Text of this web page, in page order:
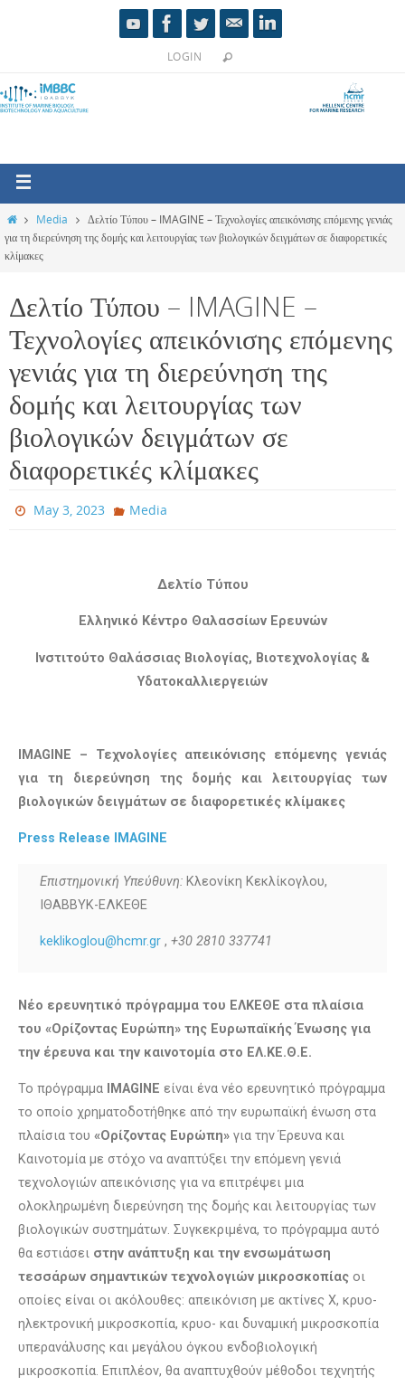
LOGIN
Media
Δελτίο Τύπου – IMAGINE – Τεχνολογίες απεικόνισης επόμενης γενιάς
για τη διερεύνηση της δομής και λειτουργίας των βιολογικών δειγμάτων σε διαφορετικές
κλίμακες
Δελτίο Τύπου – IMAGINE –
Τεχνολογίες απεικόνισης επόμενης
γενιάς για τη διερεύνηση της
δομής και λειτουργίας των
βιολογικών δειγμάτων σε
διαφορετικές κλίμακες
May 3, 2023 Media
Δελτίο Τύπου
Ελληνικό Κέντρο Θαλασσίων Ερευνών
Ινστιτούτο Θαλάσσιας Βιολογίας, Βιοτεχνολογίας &
Υδατοκαλλιεργειών
IMAGINE – Τεχνολογίες απεικόνισης επόμενης γενιάς
για τη διερεύνηση της δομής και λειτουργίας των
βιολογικών δειγμάτων σε διαφορετικές κλίμακες
Press Release IMAGINE
Επιστημονική Υπεύθυνη: Κλεονίκη Κεκλίκογλου,
ΙΘΑΒΒΥΚ-ΕΛΚΕΘΕ
keklikoglou@hcmr.gr , +30 2810 337741
Νέο ερευνητικό πρόγραμμα του ΕΛΚΕΘΕ στα πλαίσια
του «Ορίζοντας Ευρώπη» της Ευρωπαϊκής Ένωσης για
την έρευνα και την καινοτομία στο ΕΛ.ΚΕ.Θ.Ε.
Το πρόγραμμα IMAGINE είναι ένα νέο ερευνητικό πρόγραμμα
το οποίο χρηματοδοτήθηκε από την ευρωπαϊκή ένωση στα
πλαίσια του «Ορίζοντας Ευρώπη» για την Έρευνα και
Καινοτομία με στόχο να αναπτύξει την επόμενη γενιά
τεχνολογιών απεικόνισης για να επιτρέψει μια
ολοκληρωμένη διερεύνηση της δομής και λειτουργίας των
βιολογικών συστημάτων. Συγκεκριμένα, το πρόγραμμα αυτό
θα εστιάσει στην ανάπτυξη και την ενσωμάτωση
τεσσάρων σημαντικών τεχνολογιών μικροσκοπίας οι
οποίες είναι οι ακόλουθες: απεικόνιση με ακτίνες Χ, κρυο-
ηλεκτρονική μικροσκοπία, κρυο- και δυναμική μικροσκοπία
υπερανάλυσης και μεγάλου όγκου ενδοβιολογική
μικροσκοπία. Επιπλέον, θα αναπτυχθούν μέθοδοι τεχνητής